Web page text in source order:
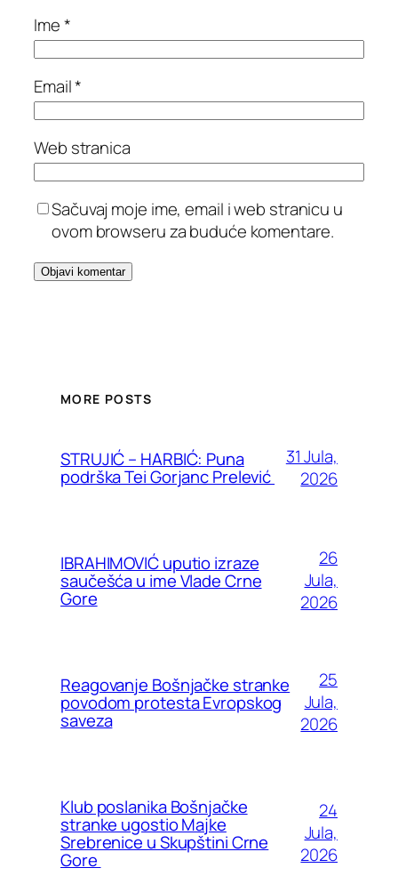
Ime*
Email*
Web stranica
Sačuvaj moje ime, email i web stranicu u
ovom browseru za buduće komentare.
MORE POSTS
STRUJIĆ – HARBIĆ: Puna
podrška Tei Gorjanc Prelević
31 Jula,
2026
IBRAHIMOVIĆ uputio izraze
saučešća u ime Vlade Crne
Gore
26
Jula,
2026
Reagovanje Bošnjačke stranke
povodom protesta Evropskog
saveza
25
Jula,
2026
Klub poslanika Bošnjačke
stranke ugostio Majke
Srebrenice u Skupštini Crne
Gore
24
Jula,
2026